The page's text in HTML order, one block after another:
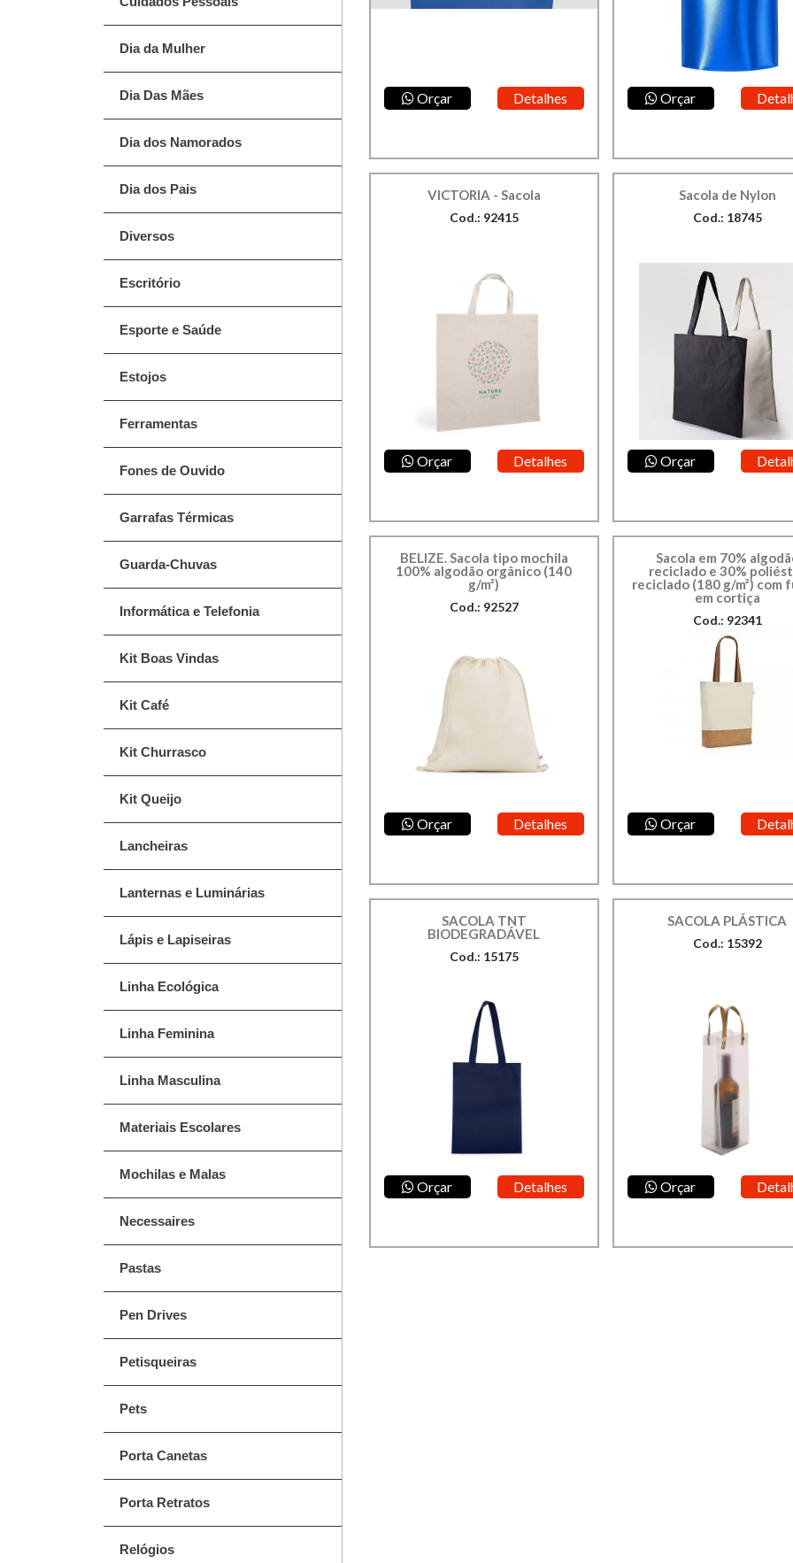
Dia da Mulher
Dia Das Mães
Dia dos Namorados
Dia dos Pais
Diversos
Escritório
Esporte e Saúde
Estojos
Ferramentas
Fones de Ouvido
Garrafas Térmicas
Guarda-Chuvas
Informática e Telefonia
Kit Boas Vindas
Kit Café
Kit Churrasco
Kit Queijo
Lancheiras
Lanternas e Luminárias
Lápis e Lapiseiras
Linha Ecológica
Linha Feminina
Linha Masculina
Materiais Escolares
Mochilas e Malas
Necessaires
Pastas
Pen Drives
Petisqueiras
Pets
Porta Canetas
Porta Retratos
Relógios
Orçar Detalhes Orçar
VICTORIA - Sacola
Cod.: 92415
Orçar Detalhes
Sacola de Nylon
Cod.: 18745
Orçar
BELIZE. Sacola tipo mochila
100% algodão orgânico (140
g/m²)
Cod.: 92527
Orçar Detalhes
Sacola em 70%
reciclado e 30%
reciclado (180 g/m²) com
em cortiça
Cod.: 92341
Orçar
SACOLA TNT
BIODEGRADÁVEL
Cod.: 15175
Orçar Detalhes
SACOLA PLÁSTICA
Cod.: 15392
Orçar